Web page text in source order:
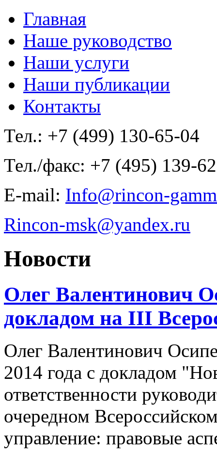
Главная
Наше руководство
Наши услуги
Наши публикации
Контакты
Тел.: +7 (499) 130-65-04
Тел./факс: +7 (495) 139-
E-mail: Info@rincon-
Rincon-msk@yandex.ru
Новости
Олег Валентинович
докладом на III
Олег Валентинович
2014 года с докладом
ответственности
очередном
управление: правовые